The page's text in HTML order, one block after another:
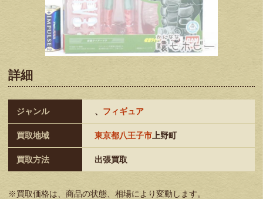
詳細
ジャンル 、 フィギュア
買取地域 東京都八王子市 上野町
買取方法 出張買取
※買取価格は、商品の状態、相場により変動します。